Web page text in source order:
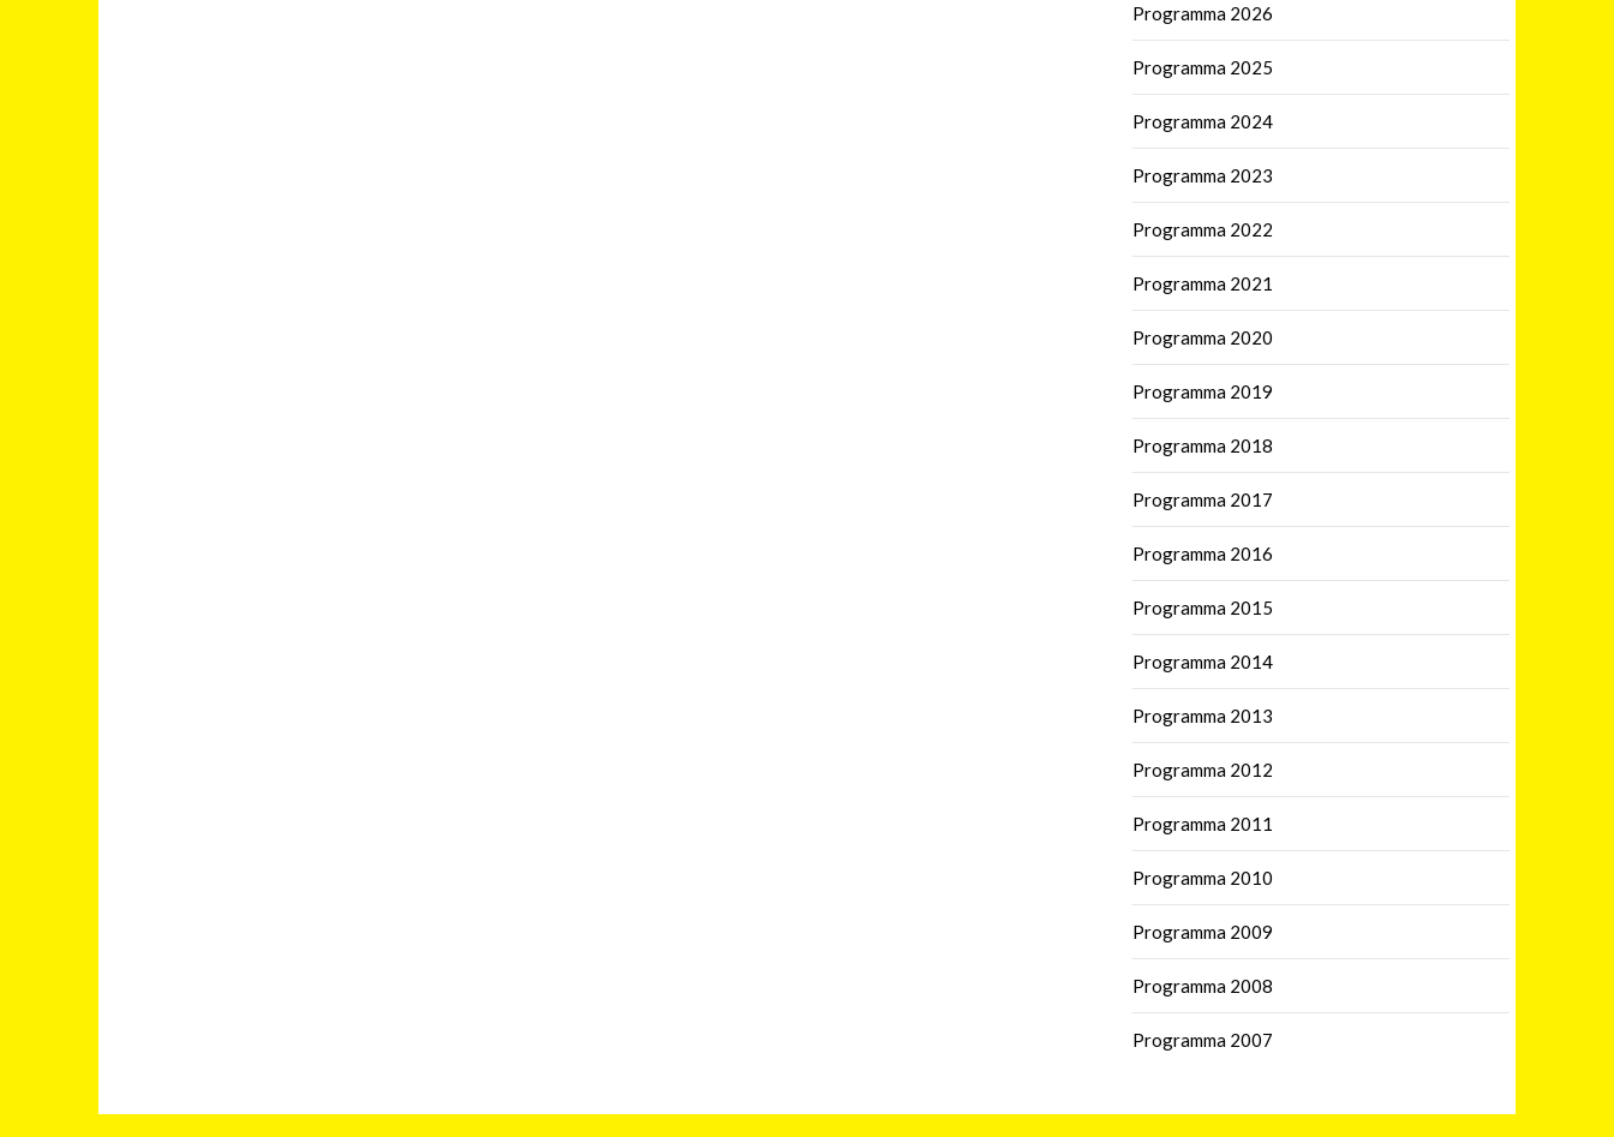
Programma 2026
Programma 2025
Programma 2024
Programma 2023
Programma 2022
Programma 2021
Programma 2020
Programma 2019
Programma 2018
Programma 2017
Programma 2016
Programma 2015
Programma 2014
Programma 2013
Programma 2012
Programma 2011
Programma 2010
Programma 2009
Programma 2008
Programma 2007